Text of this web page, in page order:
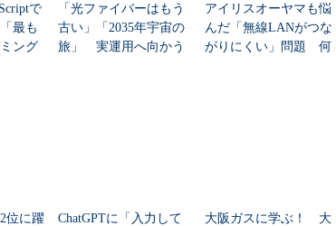
に使われているという。
識を与えずに、顧客の流れや陳列商品のデータ
定員の持ち場配置を提案し、顧客単価の15％の向
で
最も
ング
「光ファイバーはもう
古い」「2035年宇宙の
旅」 実運用へ向かう
アイリスオーヤマも悩
んだ「無線LANがつな
がりにくい」問題 何
位に躍
ChatGPTに「入力して
大阪ガスに学ぶ！ 大